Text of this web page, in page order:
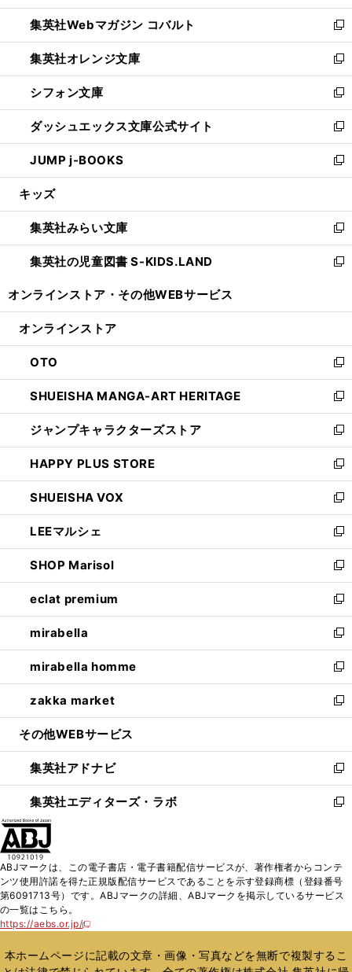
開
く
ウ
で
開
く
ン
ド
ウ
で
開
く
ウ
ィ
ン
ド
ウ
で
開
く
集英社Webマガジン コバルト
新
し
い
ウ
ィ
ン
ド
ウ
で
開
集英社オレンジ文庫
新
し
い
ウ
ィ
ン
ド
ウ
開
く
シフォン文庫
新
し
い
ウ
ィ
ン
ウ
で
開
く
ダッシュエックス文庫公式サイト
新
し
い
ウ
ン
ド
ウ
で
JUMP j-BOOKS
新
し
ウ
ィ
ン
ド
開
キッズ
集英社みらい文庫
新
し
い
ン
ウ
で
開
く
集英社の児童図書 S-KIDS.LAND
新
ウ
ン
ド
ウ
で
開
く
オンラインストア・ その他WEBサービス
オンラインストア
OTO
新
し
い
ウ
ィ
ン
ド
ウ
で
開
く
SHUEISHA MANGA-ART HERITAGE
新
し
い
ウ
ィ
ン
ド
ウ
で
開
く
ジャンプキャラクターズストア
新
し
い
ウ
ィ
ン
ド
ウ
で
開
く
HAPPY PLUS STORE
新
し
い
ウ
ィ
ン
ド
ウ
で
開
く
SHUEISHA VOX
新
し
い
ウ
ィ
ン
ド
ウ
で
開
く
LEEマルシェ
新
し
い
ウ
ィ
ン
ド
ウ
で
開
く
SHOP Marisol
新
し
い
ウ
ィ
ン
ド
ウ
で
開
eclat premium
新
し
い
ウ
ィ
ン
ド
ウ
開
く
mirabella
新
し
い
ウ
ィ
ン
ウ
で
開
く
mirabella homme
新
し
い
ウ
ン
ド
ウ
で
zakka market
新
し
ウ
ィ
ン
ド
く
その他WEBサービス
集英社アドナビ
新
し
い
ド
ウ
で
集英社エディターズ・ラボ
新
ィ
ン
ド
開
ABJマークは、この電子書店・電子書籍配信サービスが、著作権者からコンテ
ンツ使用許諾を得た正規版配信サービスであることを示す登録商標（登録番号
第6091713号）です。ABJマークの詳細、ABJマークを掲示しているサービス
の一覧はこちら。
https://aebs.or.jp/
新
い
ウ
本ホームページに記載の文章・画像・写真などを無断で複製するこ